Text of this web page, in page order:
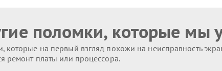
поломки, которые мы
которые на первый взгляд похожи на неисправность
ремонт платы или процессора.